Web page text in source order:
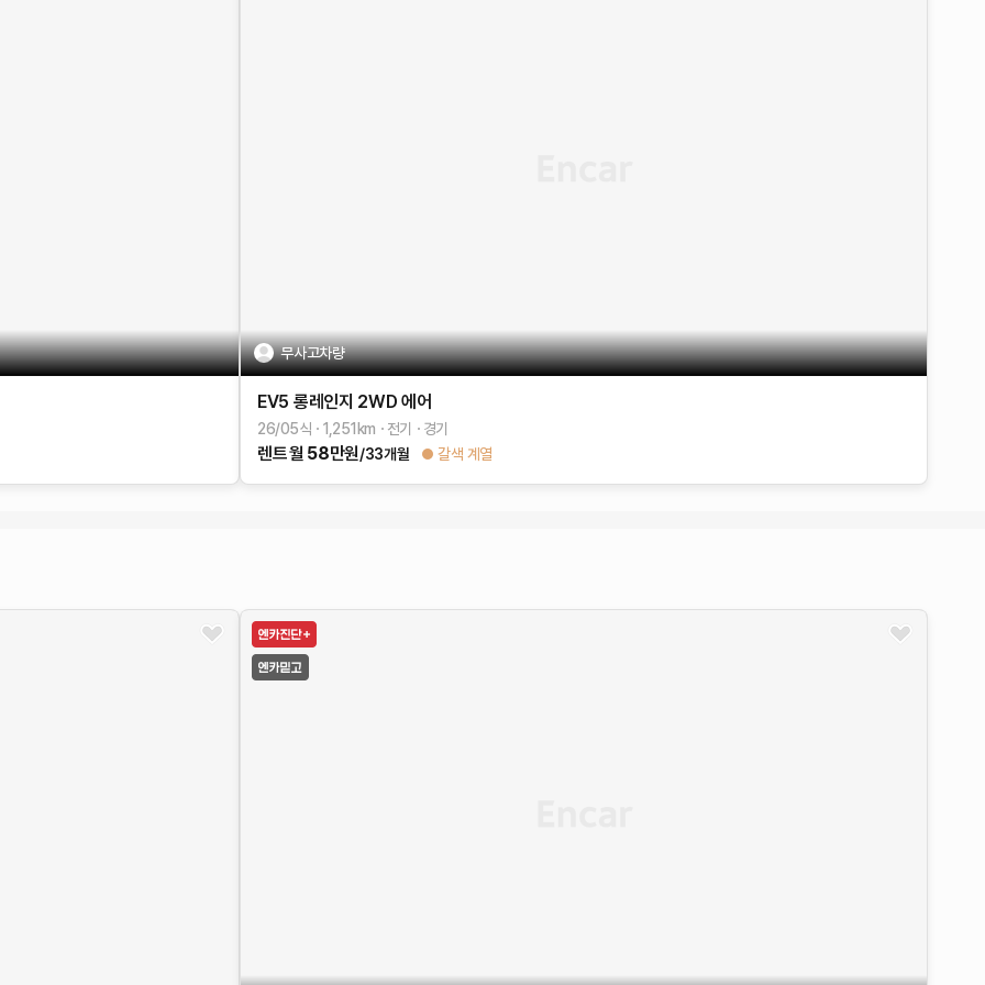
무사고차량
EV5 롱레인지 2WD 에어
26/05식 1,251 km 전기 경기
렌트월 58만원/33개월 갈색 계열